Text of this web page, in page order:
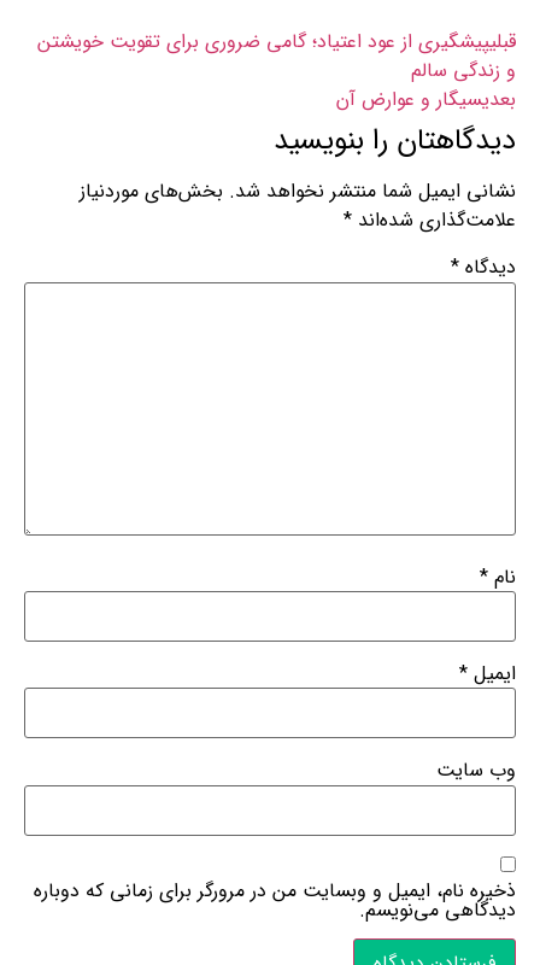
قبلیپیشگیری از عود اعتیاد؛ گامی ضروری برای تقویت خویشتن
و زندگی سالم
بعدیسیگار و عوارض آن
دیدگاهتان را بنویسید
نشانی ایمیل شما منتشر نخواهد شد. بخش‌های موردنیاز
علامت‌گذاری شده‌اند *
دیدگاه *
نام *
ایمیل *
وب‌ سایت
ذخیره نام، ایمیل و وبسایت من در مرورگر برای زمانی که دوباره
دیدگاهی می‌نویسم.